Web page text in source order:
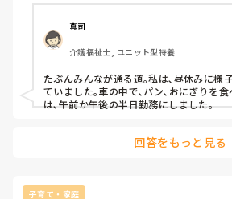
きっと、面倒だな、と思いつつ、職場
えてくれるでしょうが、本当に申し訳
息子は小学校3年生。
私が子供の頃は、夏休みに鍵っ子なん
昭和の話。
真司
介護福祉士, ユニット型特養
たぶんみんなが通る道｡私は､昼休みに様
ていました｡車の中で､パン､おにぎりを
は､午前か午後の半日勤務にしました｡
回答をもっと見る
子育て・家庭